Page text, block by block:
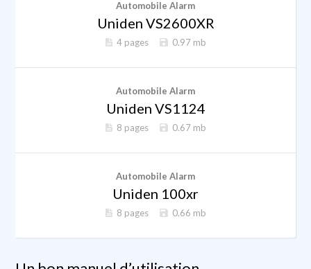
Automobile Alarm
Uniden VS2600XR
4 pages 0.97 mb
Automobile Alarm
Uniden VS1124
8 pages 0.67 mb
Automobile Alarm
Uniden 100xr
8 pages 0.66 mb